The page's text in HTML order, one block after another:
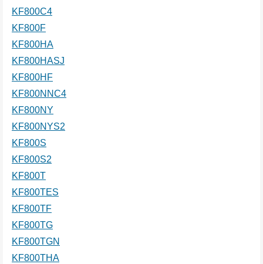
KF800C4
KF800F
KF800HA
KF800HASJ
KF800HF
KF800NNC4
KF800NY
KF800NYS2
KF800S
KF800S2
KF800T
KF800TES
KF800TF
KF800TG
KF800TGN
KF800THA